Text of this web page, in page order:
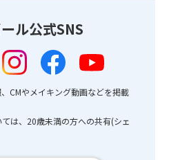
ル公式SNS
CMやメイキング動画などを掲載
は、20歳未満の方への共有(シェ